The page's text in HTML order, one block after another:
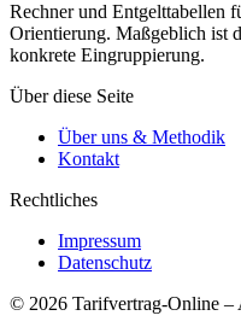
Rechner und Entgelttabellen
Orientierung. Maßgeblich ist
konkrete Eingruppierung.
Über diese Seite
Über uns & Methodik
Kontakt
Rechtliches
Impressum
Datenschutz
© 2026 Tarifvertrag-Online –